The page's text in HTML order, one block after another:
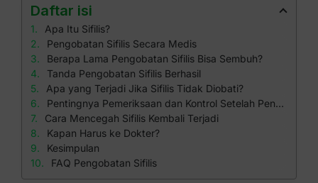
Daftar isi
Apa Itu Sifilis?
Pengobatan Sifilis Secara Medis
Berapa Lama Pengobatan Sifilis Bisa Sembuh?
Tanda Pengobatan Sifilis Berhasil
Apa yang Terjadi Jika Sifilis Tidak Diobati?
Pentingnya Pemeriksaan dan Kontrol Setelah Pengobatan
Cara Mencegah Sifilis Kembali Terjadi
Kapan Harus ke Dokter?
Kesimpulan
FAQ Pengobatan Sifilis